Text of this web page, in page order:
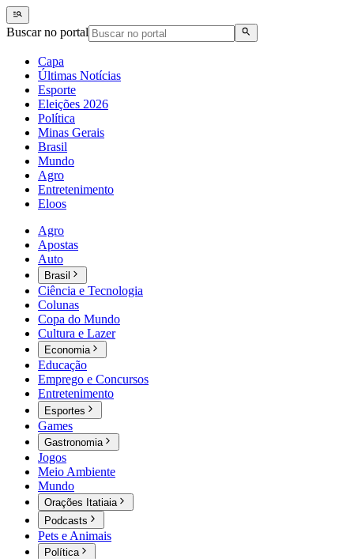
Buscar no portal
Capa
Últimas Notícias
Esporte
Eleições 2026
Política
Minas Gerais
Brasil
Mundo
Agro
Entretenimento
Eloos
Agro
Apostas
Auto
Brasil
Ciência e Tecnologia
Colunas
Copa do Mundo
Cultura e Lazer
Economia
Educação
Emprego e Concursos
Entretenimento
Esportes
Games
Gastronomia
Jogos
Meio Ambiente
Mundo
Orações Itatiaia
Podcasts
Pets e Animais
Política